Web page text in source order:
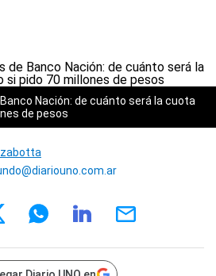
Nación: de cuánto será la cuota
de pesos